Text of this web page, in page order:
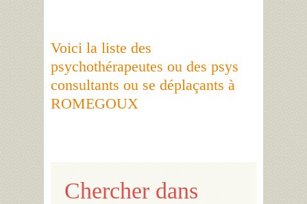
Voici la liste des
psychothérapeutes ou des psys
consultants ou se déplaçants à
ROMEGOUX
Chercher dans